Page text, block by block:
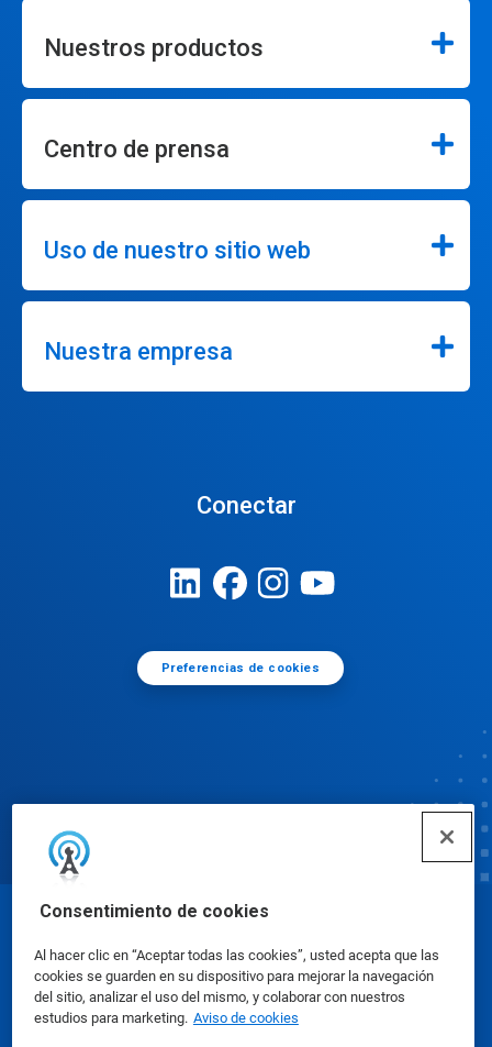
Consentimiento de cookies
Al hacer clic en “Aceptar todas las cookies”, usted acepta que las
cookies se guarden en su dispositivo para mejorar la navegación
del sitio, analizar el uso del mismo, y colaborar con nuestros
estudios para marketing. Aviso de cookies
Nuestros productos
Centro de prensa
Uso de nuestro sitio web
Nuestra empresa
Conectar
Preferencias de cookies
Hojas de datos de seguridad|Política de privacidad
|condiciones de uso